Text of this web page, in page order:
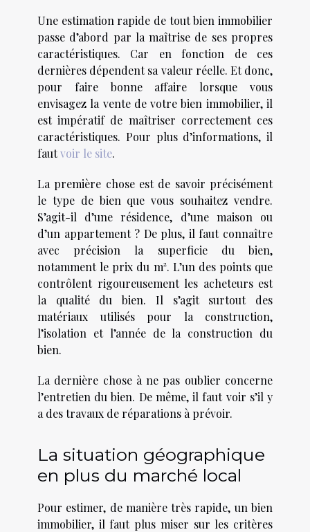
Une estimation rapide de tout bien immobilier
passe d’abord par la maîtrise de ses propres
caractéristiques. Car en fonction de ces
dernières dépendent sa valeur réelle. Et donc,
pour faire bonne affaire lorsque vous
envisagez la vente de votre bien immobilier, il
est impératif de maîtriser correctement ces
caractéristiques. Pour plus d’informations, il
fautvoir le site.
La première chose est de savoir précisément
le type de bien que vous souhaitez vendre.
S’agit-il d’une résidence, d’une maison ou
d’un appartement ? De plus, il faut connaître
avec précision la superficie du bien,
notamment le prix du m². L’un des points que
contrôlent rigoureusement les acheteurs est
la qualité du bien. Il s’agit surtout des
matériaux utilisés pour la construction,
l’isolation et l’année de la construction du
bien.
La dernière chose à ne pas oublier concerne
l’entretien du bien. De même, il faut voir s’il y
a des travaux de réparations à prévoir.
La situation géographique
en plus du marché local
Pour estimer, de manière très rapide, un bien
immobilier, il faut plus miser sur les critères